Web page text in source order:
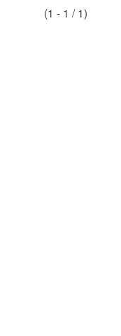
(1 - 1 / 1)